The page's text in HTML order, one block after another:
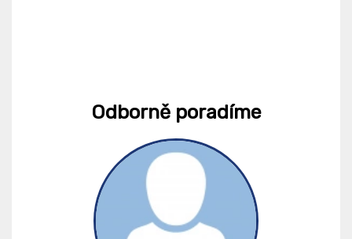
Odborně poradíme